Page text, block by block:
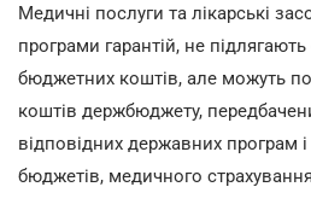
Медичні послуги та лікарські
програми гарантій, не
бюджетних коштів, але можуть
коштів держбюджету,
відповідних державних програм і
бюджетів, медичного